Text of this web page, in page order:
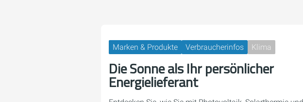
Marken & Produkte Verbraucherinfos Klima
Die Sonne als Ihr persönlicher
Energielieferant